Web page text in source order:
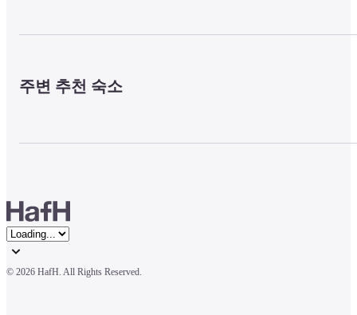
주변 추천 숙소
© 2026 HafH. All Rights Reserved.